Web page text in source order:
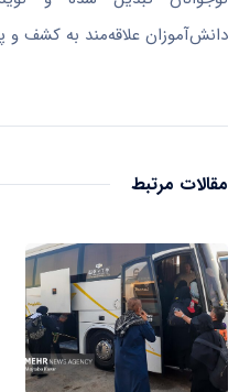
دانش‌آموزان علاقه‌مند به کشف
مقالات مرتبط